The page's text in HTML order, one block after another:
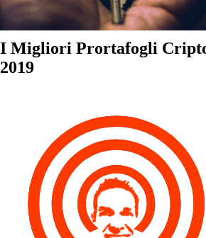
I Migliori Prortafogli
2019